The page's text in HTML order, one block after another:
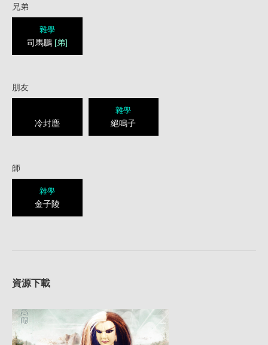
兄弟
雜學
司馬鵬 [弟]
朋友
冷封塵
雜學
絕鳴子
師
雜學
金子陵
資源下載